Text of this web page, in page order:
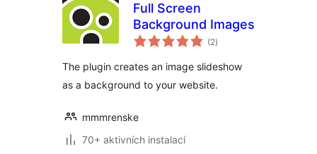
Full Screen
Background Images
(2celkové
hodnocení
)
The plugin creates an image slideshow
as a background to your website.
mmmrenske
70+ aktivních instalací